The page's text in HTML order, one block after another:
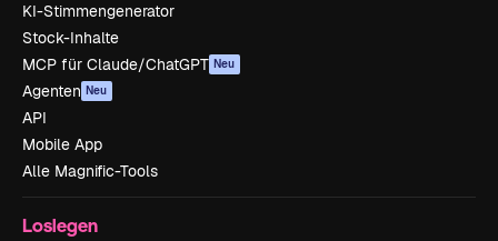
KI-Stimmengenerator
Stock-Inhalte
MCP für Claude/ChatGPT Neu
Agenten Neu
API
Mobile App
Alle Magnific-Tools
Loslegen